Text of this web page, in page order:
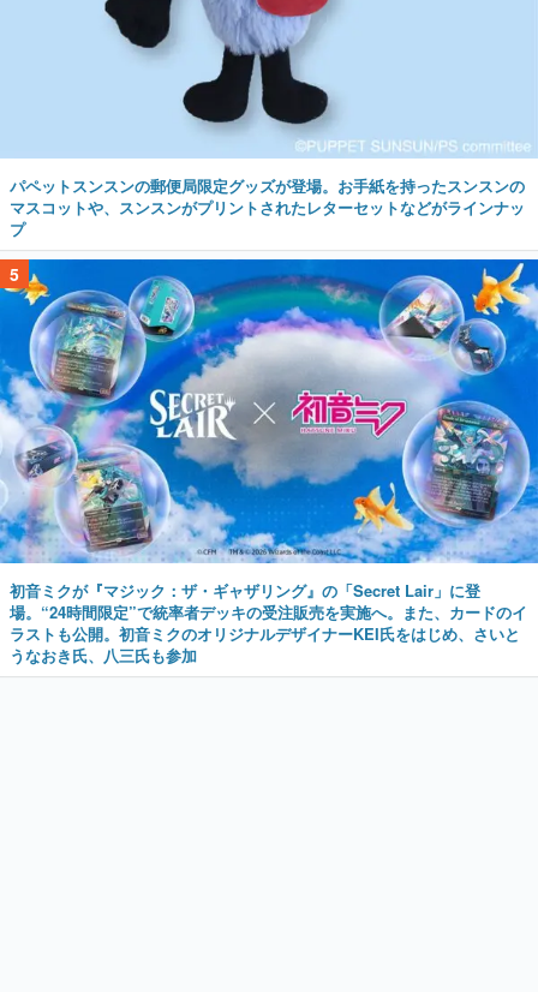
パペットスンスンの郵便局限定グッズが登場。お手紙を持ったスンスンの
マスコットや、スンスンがプリントされたレターセットなどがラインナッ
プ
5
初音ミクが『マジック：ザ・ギャザリング』の「Secret Lair」に登
場。“24時間限定”で統率者デッキの受注販売を実施へ。また、カードのイ
ラストも公開。初音ミクのオリジナルデザイナーKEI氏をはじめ、さいと
うなおき氏、八三氏も参加